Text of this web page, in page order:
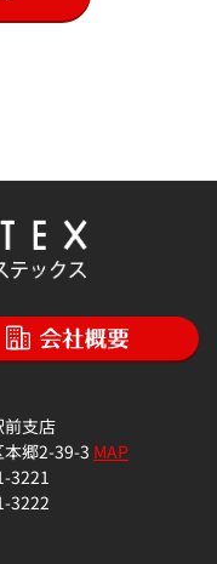
支店
郷2-39-3 MAP
3221
3222